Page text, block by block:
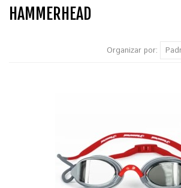
HAMMERHEAD
Organizar por: